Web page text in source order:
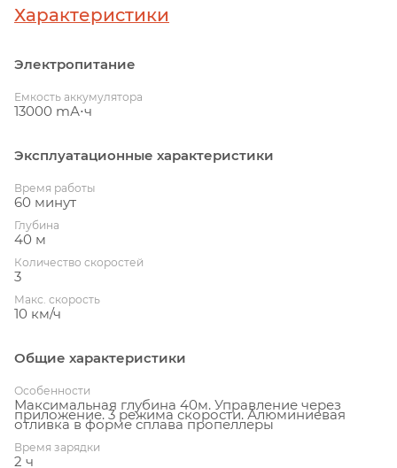
Характеристики
Электропитание
Емкость аккумулятора
13000 mА⋅ч
Эксплуатационные характеристики
Время работы
60 минут
Глубина
40 м
Количество скоростей
3
Макс. скорость
10 км/ч
Общие характеристики
Особенности
Максимальная глубина 40м. Управление через
приложение. 3 режима скорости. Алюминиевая
отливка в форме сплава пропеллеры
Время зарядки
2 ч